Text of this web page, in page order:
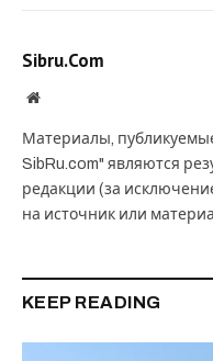
Sibru.Com
Website
Материалы,
SibRu.com" являются
редакции (за
на источник или
KEEP READING